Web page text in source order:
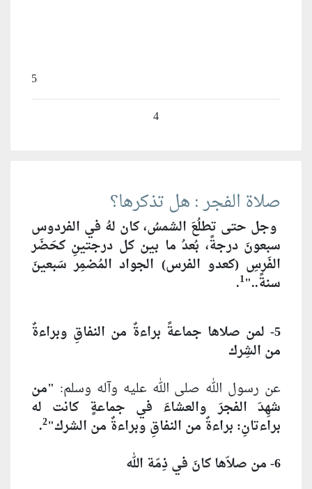
5
4
صلاة الفجر : هل تذكرها؟
وجل حتى تطلُعَ الشمسُ، كان لهُ في الفردوس
سبعونَ درجةً، بُعدُ ما بين كل درجتينِ كحَضَر
الفَرسِ (كعدو الفرس) الجواد المُضمِر سَبعينَ
سنةً.."1
.
5- لمن صلاها جماعةً براءةٌ من النفاقِ وبراءةٌ
من الشِرك
عن رسول الله صلى الله عليه وآله وسلم: "من
شهِدَ الفجرَ والعشاءَ في جماعةٍ كانت له
براءتانِ: براءةٌ من النفاقِ وبراءةٌ من الشرك"2
.
6- من صلاّها كانَ في ذِمّة الله